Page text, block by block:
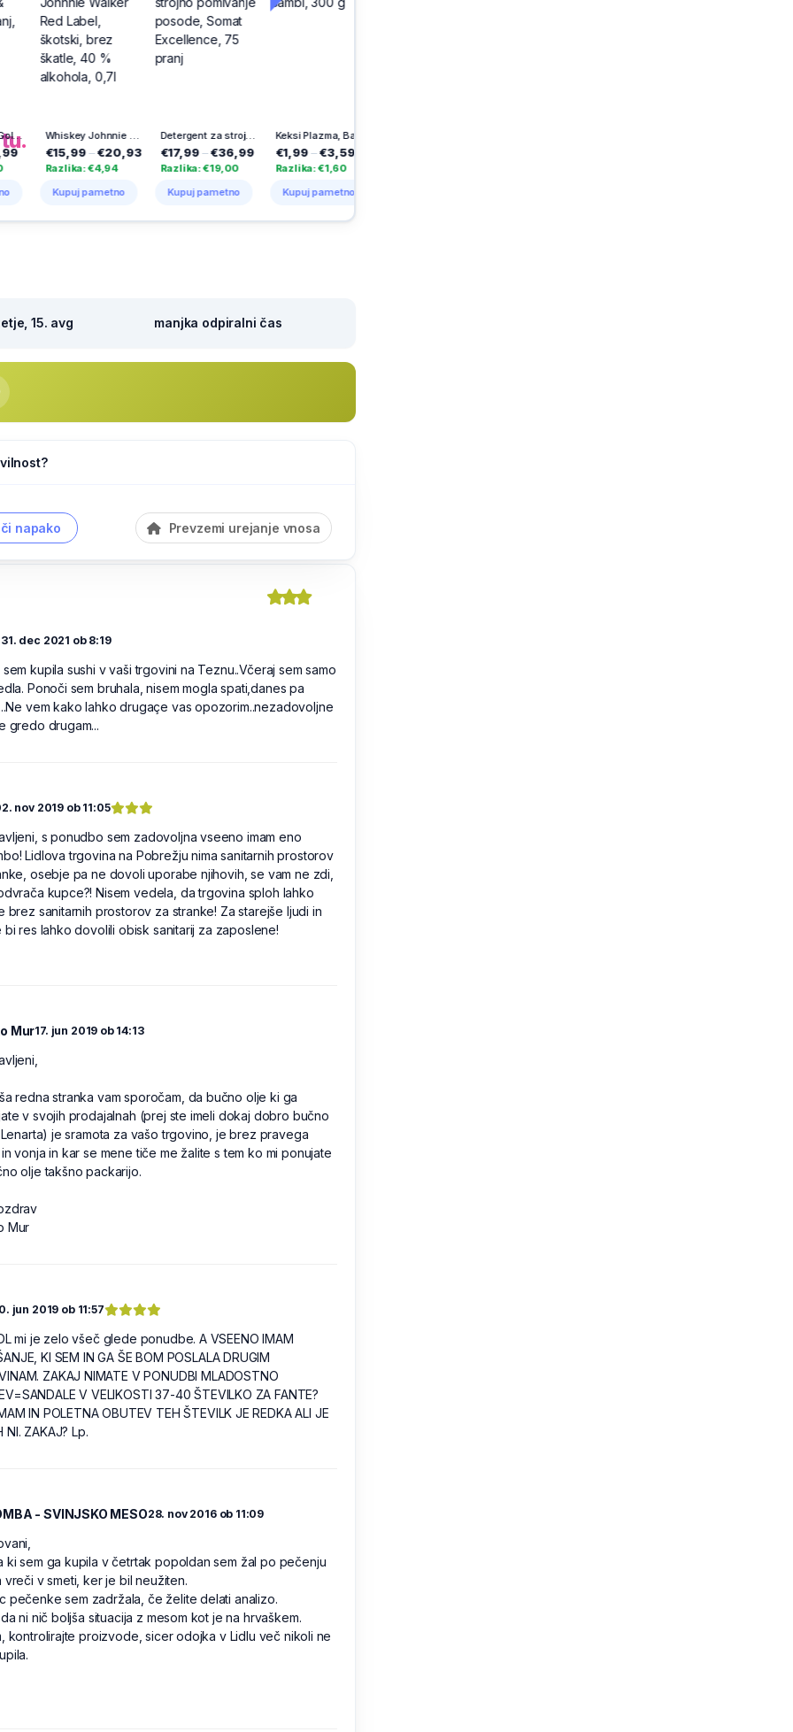
Whiskey Johnnie Walker Red Label, škotski, brez škatle, 40 % alkohola, 0,7l
€20,93
€4,94
pametno
Detergent za strojno pomivanje posode, Somat Excellence, 75 pranj
€17,99– €36,99
Razlika: €19,00
Kupuj pametno
Keksi Plazma, Bambi, 300 g
€1,99 – €3,59
Razlika: €1,60
Kupuj pametno
€1,09
Razlika: €1,01
Kupuj pametno
15. avg manjka odpiralni čas
napako Prevzemi urejanje vnosa
31. dec 2021 ob 8:19
kupila sushi v vaši trgovini na Teznu..Včeraj sem samo
Ponoči sem bruhala, nisem mogla spati,danes pa
vem kako lahko drugaçe vas opozorim..nezadovoljne
gredo drugam...
nov 2019 ob 11:05
s ponudbo sem zadovoljna vseeno imam eno
Lidlova trgovina na Pobrežju nima sanitarnih prostorov
osebje pa ne dovoli uporabe njihovih, se vam ne zdi,
kupce?! Nisem vedela, da trgovina sploh lahko
brez sanitarnih prostorov za stranke! Za starejše ljudi in
bi res lahko dovolili obisk sanitarij za zaposlene!
Mur17. jun 2019 ob 14:13
redna stranka vam sporočam, da bučno olje ki ga
v svojih prodajalnah (prej ste imeli dokaj dobro bučno
je sramota za vašo trgovino, je brez pravega
vonja in kar se mene tiče me žalite s tem ko mi ponujate
olje takšno packarijo.
Mur
jun 2019 ob 11:57
mi je zelo všeč glede ponudbe. A VSEENO IMAM
KI SEM IN GA ŠE BOM POSLALA DRUGIM
ZAKAJ NIMATE V PONUDBI MLADOSTNO
V VELIKOSTI 37-40 ŠTEVILKO ZA FANTE?
IN POLETNA OBUTEV TEH ŠTEVILK JE REDKA ALI JE
NI. ZAKAJ? Lp.
- SVINJSKO MESO28. nov 2016 ob 11:09
ki sem ga kupila v četrtak popoldan sem žal po pečenju
vreči v smeti, ker je bil neužiten.
pečenke sem zadržala, če želite delati analizo.
ni nič boljša situacija z mesom kot je na hrvaškem.
kontrolirajte proizvode, sicer odojka v Lidlu več nikoli ne